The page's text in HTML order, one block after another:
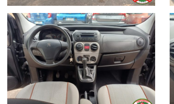
Valutiamo il tuo usato da ritirare in sede con
Qualsiasi annuncio può contenere errori di
e la disponibiltà del prodotto !